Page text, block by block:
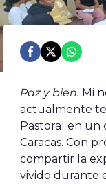
Paz y bien. Mi
actualmente
Pastoral en un
Caracas. Con
compartir la
vivido durante